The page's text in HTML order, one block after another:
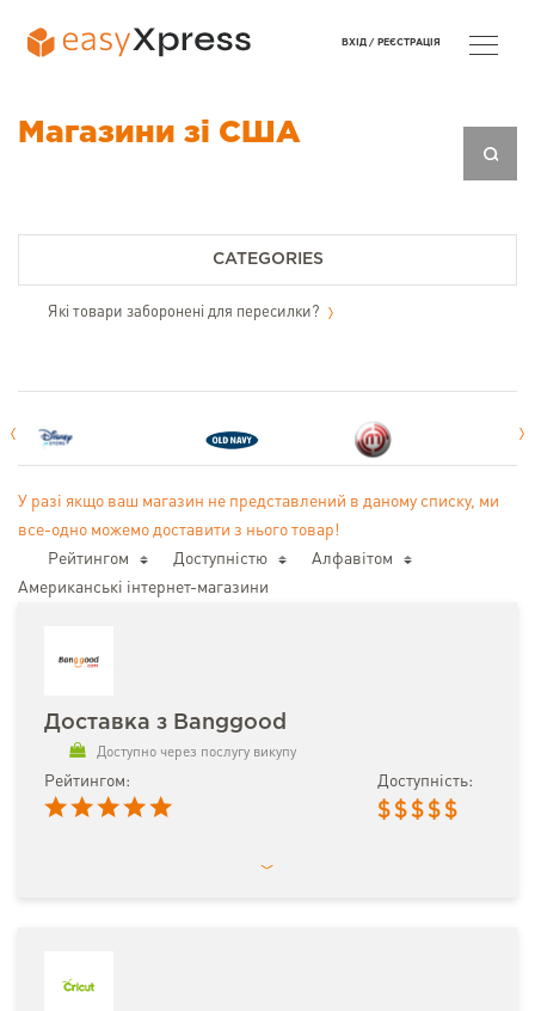
Магазини зі США
CATEGORIES
Які товари заборонені для пересилки?
У разі якщо ваш магазин не представлений в даному списку, ми
все-одно можемо доставити з нього товар!
Рейтингом
Доступністю
Алфавітом
Американські інтернет-магазини
Доставка з Banggood
Доступно через послугу викупу
Рейтингом: Доступність:
$ $ $ $ $
ВХІД / РЕЄСТРАЦІЯ